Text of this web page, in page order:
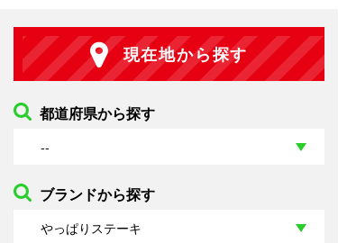
現在地から探す
都道府県から探す
ブランドから探す